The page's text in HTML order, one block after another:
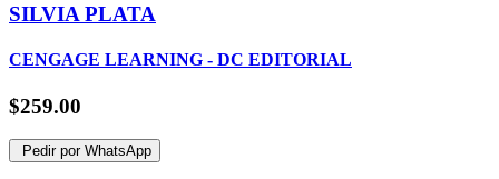
SILVIA PLATA
CENGAGE LEARNING - DC EDITORIAL
$259.00
Pedir por WhatsApp